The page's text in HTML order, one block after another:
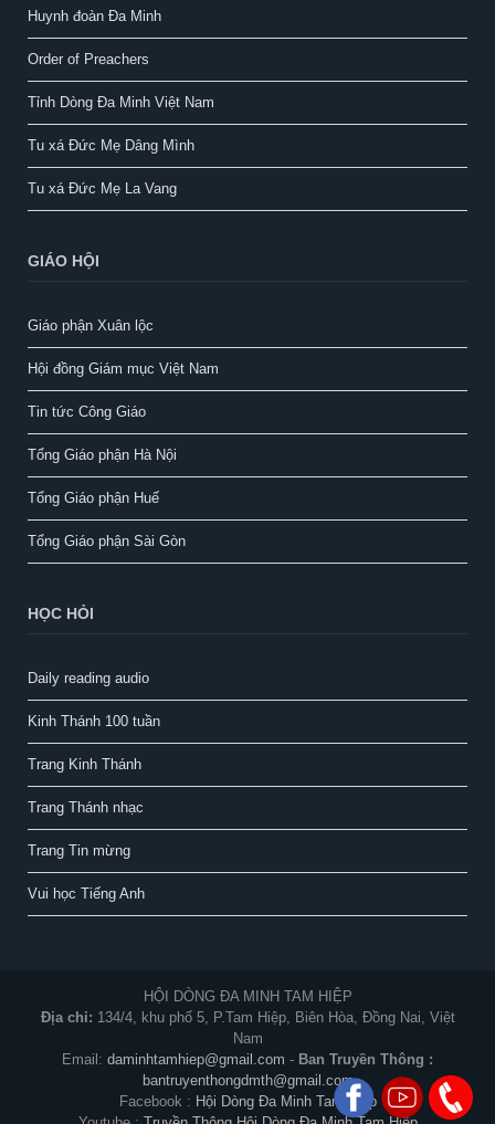
Huynh đoàn Đa Minh
Order of Preachers
Tỉnh Dòng Đa Minh Việt Nam
Tu xá Đức Mẹ Dâng Mình
Tu xá Đức Mẹ La Vang
GIÁO HỘI
Giáo phận Xuân lộc
Hội đồng Giám mục Việt Nam
Tin tức Công Giáo
Tổng Giáo phận Hà Nội
Tổng Giáo phận Huế
Tổng Giáo phận Sài Gòn
HỌC HỎI
Daily reading audio
Kinh Thánh 100 tuần
Trang Kinh Thánh
Trang Thánh nhạc
Trang Tin mừng
Vui học Tiếng Anh
HỘI DÒNG ĐA MINH TAM HIỆP
Địa chỉ: 134/4, khu phố 5, P.Tam Hiệp, Biên Hòa, Đồng Nai, Việt
Nam
Email: daminhtamhiep@gmail.com - Ban Truyền Thông :
bantruyenthongdmth@gmail.com
Facebook : Hội Dòng Đa Minh Tam Hiệp